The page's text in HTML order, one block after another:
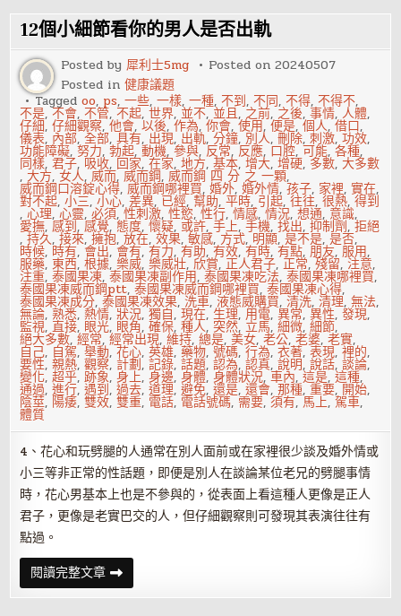
自
述
老
公
為
自
己
口
交
的
體
驗
12個小細節看你的男人是否出軌
Posted by犀利士5mg Posted on20240507
Posted in健康議題
Taggedoo, ps,一些,一樣,一種,不到,不同,不得,不得不,
不是,不會,不管,不起,世界,並不,並且, 之前, 之後,事情,人體,
仔細,仔細觀察,他會,以後,作為,你會,使用,便是,個人,借口,
儀表, 內部,全部,具有, 出現, 出軌,分鐘, 別人,刪除,刺激,功效,
功能障礙,努力,勃起,動機,參與, 反常, 反應, 口腔,可能,各種,
同樣,君子, 吸收, 回家,在家,地方,基本,增大,增硬, 多數,大多數
,大方,女人,威而,威而鋼,威而鋼 四 分 之 一顆,
威而鋼口溶錠心得,威而鋼哪裡買,婚外,婚外情,孩子, 家裡,實在,
對不起,小三,小心,差異, 已經,幫助,平時, 引起,往往,很熱,得到
,心理,心靈,必須,性刺激,性慾,性行,情感,情況,想通, 意識,
愛撫,感到,感覺, 態度,懷疑, 或許,手上,手機,找出,抑制劑,拒絕
,持久,接來,擁抱,放在,效果,敏感, 方式, 明顯,是不是,是否,
時候, 時有, 會出, 會有,有力,有助,有效,有時,有點,朋友,服用,
服藥,東西,根據,樂威,樂威壯,欣賞,正人君子,正常,殘留, 注意,
注重,泰國果凍,泰國果凍副作用,泰國果凍吃法,泰國果凍哪裡買,
泰國果凍威而鋼ptt,泰國果凍威而鋼哪裡買,泰國果凍心得,
泰國果凍成分,泰國果凍效果, 洗車,液態威購買,清洗,清理,無法,
無論,熟悉,熱情,狀況,獨自,現在,生理, 用電,異常,異性,發現,
監視,直接, 眼光, 眼角,確保,種人,突然,立馬,細微,細節,
絕大多數,經常,經常出現,維持,總是,美女,老公,老婆,老實,
自己, 自駕,舉動,花心,英雄,藥物,號碼,行為,衣著,表現,裡的,
要性,親熱,觀察, 計劃,記錄,話題,認為,認真,說明,說話,談論,
變化,超乎,跡象,身上,身邊,身體,身體狀況,車內,這是,這種,
通過,進行,遇到,過去,道理,避免,還是,還會,那種,重要, 開始,
陰莖, 陽痿,雙效,雙重, 電話, 電話號碼, 需要,須有, 馬上,駕車,
體質
4、花心和玩劈腿的人通常在別人面前或在家裡很少談及婚外情或
小三等非正常的性話題，即便是別人在談論某位老兄的劈腿事情
時，花心男基本上也是不參與的，從表面上看這種人更像是正人
君子，更像是老實巴交的人，但仔細觀察則可發現其表演往往有
點過。
閱讀完整文章12
個
小